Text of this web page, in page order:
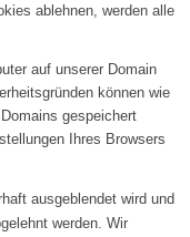
ablehnen, werden alle
auf unserer Domain
können wie
gespeichert
Ihres Browsers
ausgeblendet wird und
werden. Wir